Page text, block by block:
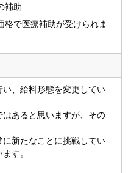
補助
格で医療補助が受けられま
、給料形態を変更してい
あると思いますが、その
新たなことに挑戦してい
す。